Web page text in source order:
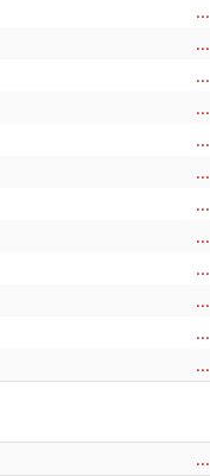
...
...
...
...
...
...
...
...
...
...
...
...
...